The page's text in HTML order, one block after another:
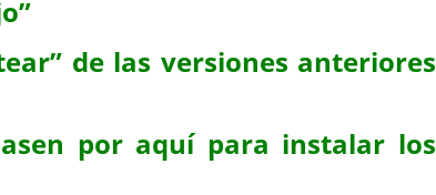
de las versiones anteriores
por aquí para instalar los